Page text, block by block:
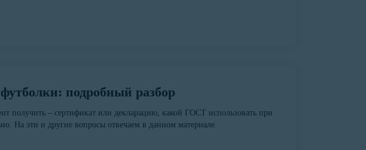
подробный разбор
получить – сертификат или декларацию, какой ГОСТ использовать при
На эти и другие вопросы отвечаем в данном материале.